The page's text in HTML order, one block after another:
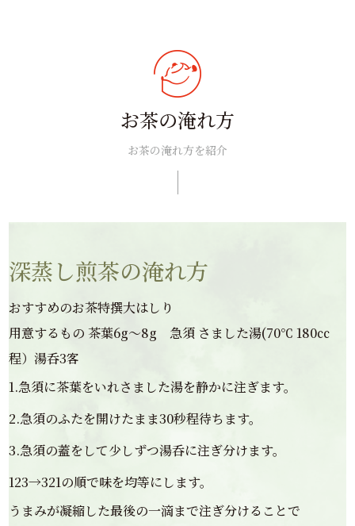
お茶の淹れ方
お茶の淹れ方を紹介
深蒸し煎茶の淹れ方
おすすめのお茶特撰大はしり
用意するもの 茶葉6g～8g 急須 さました湯(70℃ 180㏄
程）湯呑3客
1.急須に茶葉をいれさました湯を静かに注ぎます。
2.急須のふたを開けたまま30秒程待ちます。
3.急須の蓋をして少しずつ湯呑に注ぎ分けます。
123→321の順で味を均等にします。
うまみが凝縮した最後の一滴まで注ぎ分けることで